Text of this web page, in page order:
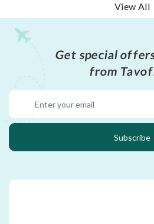
View All
Get special
from
Subscribe